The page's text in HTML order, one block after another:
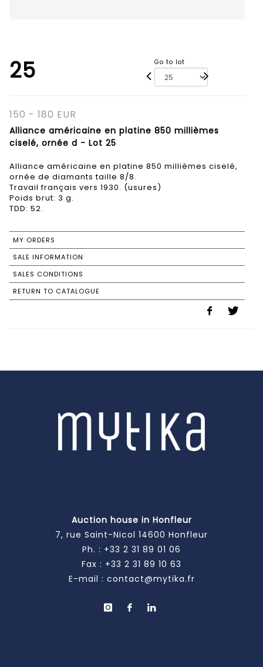
25 Go to lot
150 - 180 EUR
Alliance américaine en platine 850 millièmes
ciselé, ornée d - Lot 25
Alliance américaine en platine 850 millièmes ciselé,
ornée de diamants taille 8/8.
Travail français vers 1930. (usures)
Poids brut: 3 g.
TDD: 52.
MY ORDERS
SALE INFORMATION
SALES CONDITIONS
RETURN TO CATALOGUE
Auction house in Honfleur
7, rue Saint-Nicol 14600 Honfleur
Ph. : +33 2 31 89 01 06
Fax : +33 2 31 89 10 63
E-mail : contact@mytika.fr